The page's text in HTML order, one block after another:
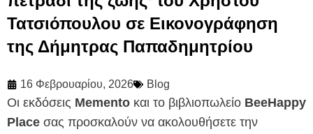
Τατσιόπουλου σε Εικονογράφηση
της Δήμητρας Παπαδημητρίου
16 Φεβρουαρίου, 2026 Blog
Οι εκδόσεις Memento και το βιβλιοπωλείο BeeHappy
Place σας προσκαλούν να ακολουθήσετε την